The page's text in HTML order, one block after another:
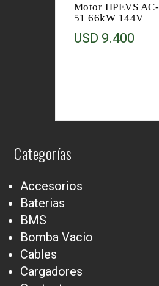
Motor HPEVS AC-
51 66kW 144V
USD 9.400
Categorías
Accesorios
Baterias
BMS
Bomba Vacio
Cables
Cargadores